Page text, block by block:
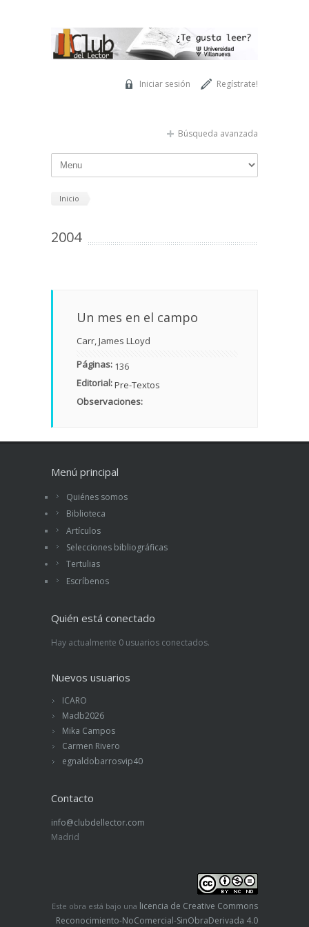
Regístrate!
Iniciar sesión
Búsqueda avanzada
Inicio
2004
Un mes en el campo
Carr, James LLoyd
Páginas: 136
Editorial:Pre-Textos
Observaciones:
Menú principal
Quiénes somos
Biblioteca
Artículos
Selecciones bibliográficas
Tertulias
Escríbenos
Quién está conectado
Hay actualmente 0 usuarios conectados.
Nuevos usuarios
ICARO
Madb2026
Mika Campos
Carmen Rivero
egnaldobarrosvip40
Contacto
info@clubdellector.com
Madrid
Este obra está bajo una licencia de Creative Commons
Reconocimiento-NoComercial-SinObraDerivada 4.0